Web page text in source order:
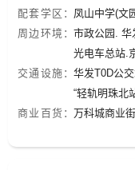
配套学区： 凤山中学(文
周边环境： 市政公园. 华
光电车总站.
交通设施： 华发T0D公
“轻轨明珠北
商业百货： 万科城商业